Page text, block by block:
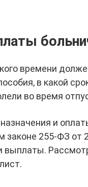
времени
в какой
во время
и
законе 255-ФЗ от
выплаты.